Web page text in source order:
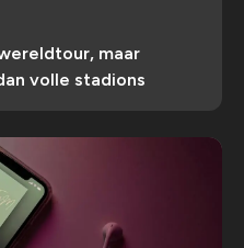
maar
volle stadions